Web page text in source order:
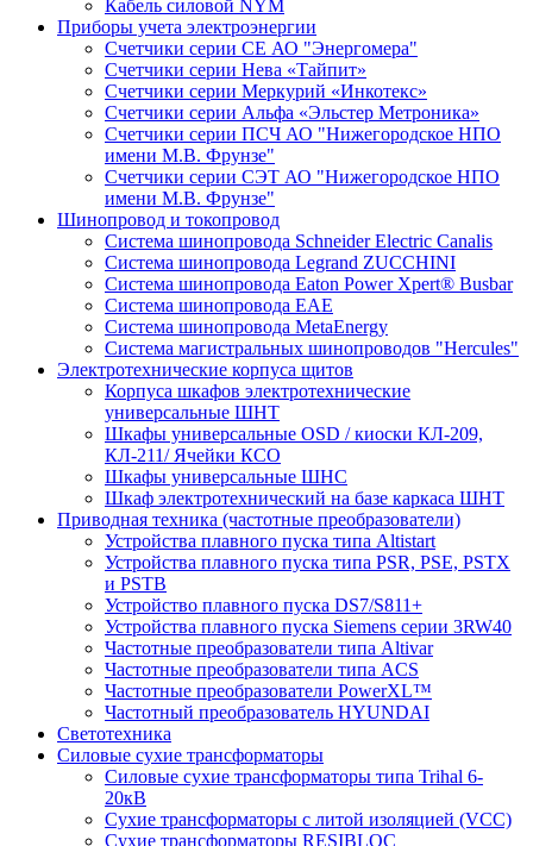
Кабель силовой NYM
Приборы учета электроэнергии
Счетчики серии СЕ АО "Энергомера"
Счетчики серии Нева «Тайпит»
Счетчики серии Меркурий «Инкотекс»
Счетчики серии Альфа «Эльстер Метроника»
Счетчики серии ПСЧ АО "Нижегородское НПО
имени М.В. Фрунзе"
Счетчики серии СЭТ АО "Нижегородское НПО
имени М.В. Фрунзе"
Шинопровод и токопровод
Система шинопровода Schneider Electric Canalis
Система шинопровода Legrand ZUCCHINI
Система шинопровода Eaton Power Xpert® Busbar
Система шинопровода EAE
Система шинопровода MetaEnergy
Система магистральных шинопроводов "Hercules"
Электротехнические корпуса щитов
Корпуса шкафов электротехнические
универсальные ШНТ
Шкафы универсальные OSD / киоски КЛ-209,
КЛ-211/ Ячейки КСО
Шкафы универсальные ШНС
Шкаф электротехнический на базе каркаса ШНТ
Приводная техника (частотные преобразователи)
Устройства плавного пуска типа Altistart
Устройства плавного пуска типа PSR, PSE, PSTX
и PSTB
Устройство плавного пуска DS7/S811+
Устройства плавного пуска Siemens серии 3RW40
Частотные преобразователи типа Altivar
Частотные преобразователи типа ACS
Частотные преобразователи PowerXL™
Частотный преобразователь HYUNDAI
Светотехника
Силовые сухие трансформаторы
Силовые сухие трансформаторы типа Trihal 6-
20кВ
Сухие трансформаторы с литой изоляцией (VCC)
Сухие трансформаторы RESIBLOC